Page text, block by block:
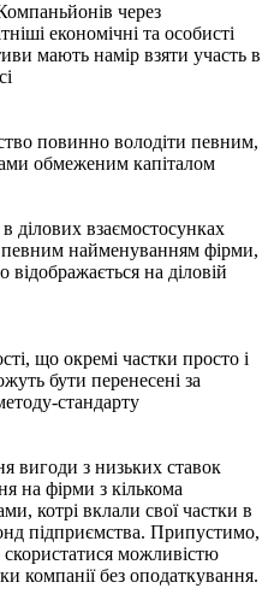
через
економічні та особисті
мають намір взяти участь в
повинно володіти певним,
обмеженим капіталом
ділових взаємостосунках
певним найменуванням фірми,
на діловій
що окремі частки просто і
бути перенесені за
стандарту
вигоди з низьких ставок
на фірми з кількома
котрі вклали свої частки в
підприємства. Припустимо,
можливістю
компанії без оподаткування.